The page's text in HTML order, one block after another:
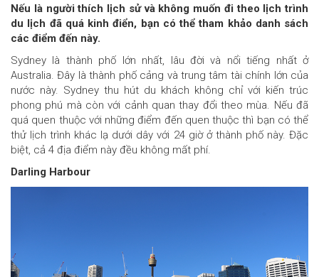
Nếu là người thích lịch sử và không muốn đi theo lịch trình
du lịch đã quá kinh điển, bạn có thể tham khảo danh sách
các điểm đến này.
Sydney là thành phố lớn nhất, lâu đời và nổi tiếng nhất ở
Australia. Đây là thành phố cảng và trung tâm tài chính lớn của
nước này. Sydney thu hút du khách không chỉ với kiến trúc
phong phú mà còn với cảnh quan thay đổi theo mùa. Nếu đã
quá quen thuộc với những điểm đến quen thuộc thì bạn có thể
thử lịch trình khác lạ dưới dây với 24 giờ ở thành phố này. Đặc
biệt, cả 4 địa điểm này đều không mất phí.
Darling Harbour